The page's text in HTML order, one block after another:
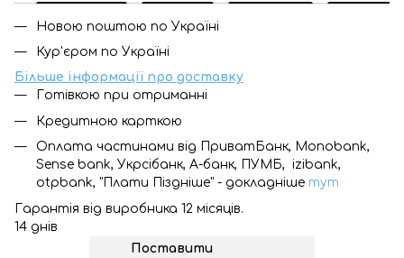
Новою поштою по Україні
Кур'єром по Україні
Більше інформації про доставку
Готівкою при отриманні
Кредитною карткою
Оплата частинами від ПриватБанк, Monobank,
Sense bank, Укрсібанк, А-банк, ПУМБ, izibank,
otpbank, "Плати Піздніше" - докладніше тут
Гарантія від виробника 12 місяців.
14 днів
Поставити